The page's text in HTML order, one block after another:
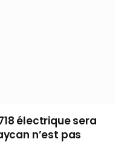
électrique sera
n’est pas